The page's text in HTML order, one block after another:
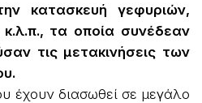
κατασκευή γεφυριών,
τα οποία συνέδεαν
τις μετακινήσεις των
έχουν διασωθεί σε μεγάλο